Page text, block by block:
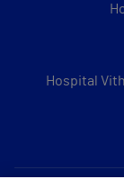
Hospital